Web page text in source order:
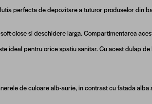
perfecta de depozitare a tuturor produselor din
close si deschidere larga. Compartimentarea
ideal pentru orice spatiu sanitar. Cu acest dulap
de culoare alb-aurie, in contrast cu fatada